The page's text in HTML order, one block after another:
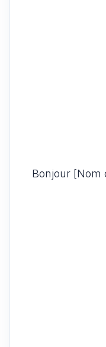
Bonjour [Nom